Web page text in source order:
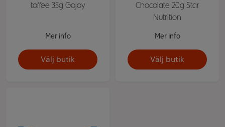
toffee 35g Gojoy
Mer info
Välj butik
Chocolate 20g Star
Nutrition
Mer info
Välj butik